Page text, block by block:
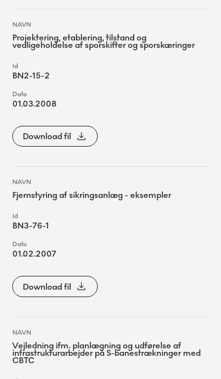
Projektering, etablering, tilstand og
vedligeholdelse af sporskifter og sporskæringer
BN2-15-2
01.03.2008
Download fil
Fjernstyring af sikringsanlæg - eksempler
BN3-76-1
01.02.2007
Download fil
Vejledning ifm. planlægning og udførelse af
infrastrukturarbejder på S-banestrækninger med
CBTC